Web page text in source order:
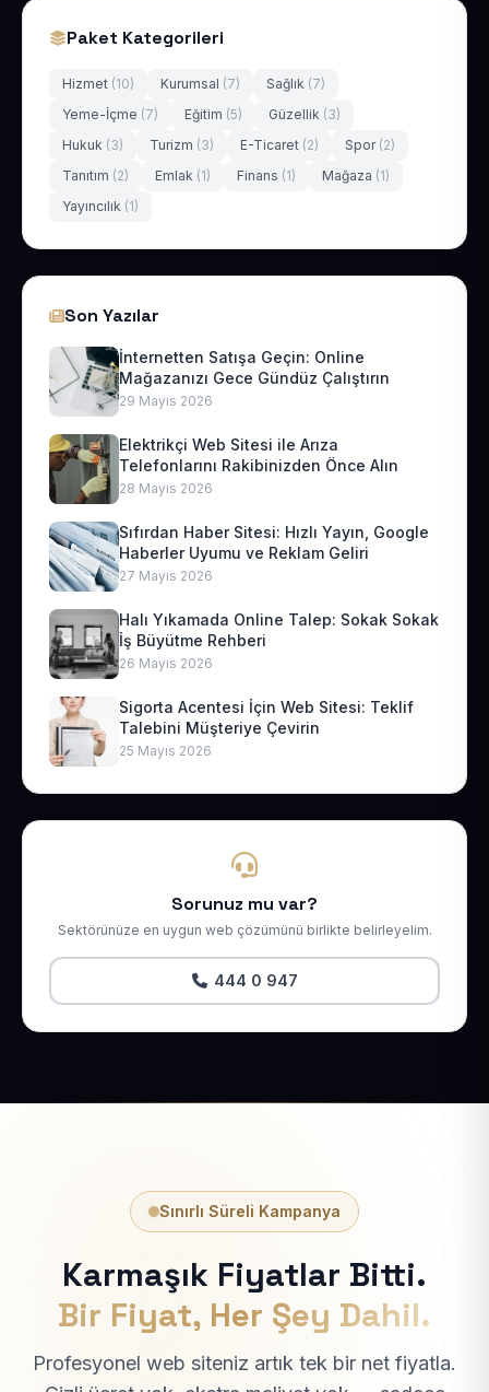
Paket Kategorileri
Hizmet (10) Kurumsal (7) Sağlık (7)
Yeme-İçme (7) Eğitim (5) Güzellik (3)
Hukuk (3) Turizm (3) E-Ticaret (2) Spor (2)
Tanıtım (2) Emlak (1) Finans (1) Mağaza (1)
Yayıncılık (1)
Son Yazılar
İnternetten Satışa Geçin: Online
Mağazanızı Gece Gündüz Çalıştırın
29 Mayıs 2026
Elektrikçi Web Sitesi ile Arıza
Telefonlarını Rakibinizden Önce Alın
28 Mayıs 2026
Sıfırdan Haber Sitesi: Hızlı Yayın, Google
Haberler Uyumu ve Reklam Geliri
27 Mayıs 2026
Halı Yıkamada Online Talep: Sokak Sokak
İş Büyütme Rehberi
26 Mayıs 2026
Sigorta Acentesi İçin Web Sitesi: Teklif
Talebini Müşteriye Çevirin
25 Mayıs 2026
Sorunuz mu var?
Sektörünüze en uygun web çözümünü birlikte belirleyelim.
444 0 947
Sınırlı Süreli Kampanya
Karmaşık Fiyatlar Bitti.
Bir Fiyat, Her Şey Dahil.
Profesyonel web siteniz artık tek bir net fiyatla.